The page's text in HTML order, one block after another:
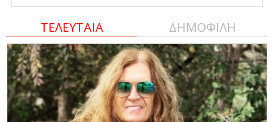
ΤΕΛΕΥΤΑΙΑ ΔΗΜΟΦΙΛΗ